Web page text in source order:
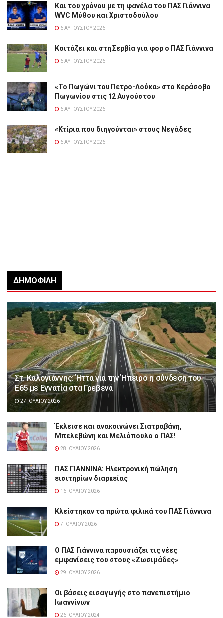
Και του χρόνου με τη φανέλα του ΠΑΣ Γιάννινα
WVC Μύθου και Χριστοδούλου
6 ΑΥΓΟΎΣΤΟΥ 2026
Κοιτάζει και στη Σερβία για φορ ο ΠΑΣ Γιάννινα
6 ΑΥΓΟΎΣΤΟΥ 2026
«Το Πωγώνι του Πετρο-Λούκα» στο Κεράσοβο
Πωγωνίου στις 12 Αυγούστου
6 ΑΥΓΟΎΣΤΟΥ 2026
«Κτίρια που διηγούνται» στους Νεγάδες
6 ΑΥΓΟΎΣΤΟΥ 2026
ΔΗΜΟΦΙΛΉ
Στ. Καλογιάννης: Ήττα για την Ήπειρο η σύνδεση του
Ε65 με Εγνατία στα Γρεβενά
27 ΙΟΥΛΊΟΥ 2026
Έκλεισε και ανακοινώνει Σιατραβάνη,
Μπελεβώνη και Μελιόπουλο ο ΠΑΣ!
28 ΙΟΥΛΊΟΥ 2026
ΠΑΣ ΓΙΑΝΝΙΝΑ: Hλεκτρονική πώληση
εισιτηρίων διαρκείας
16 ΙΟΥΛΊΟΥ 2026
Κλείστηκαν τα πρώτα φιλικά του ΠΑΣ Γιάννινα
7 ΙΟΥΛΊΟΥ 2026
Ο ΠΑΣ Γιάννινα παρουσιάζει τις νέες
εμφανίσεις του στους «Ζωσιμάδες»
29 ΙΟΥΛΊΟΥ 2026
Οι βάσεις εισαγωγής στο πανεπιστήμιο
Ιωαννίνων
26 ΙΟΥΛΊΟΥ 2024